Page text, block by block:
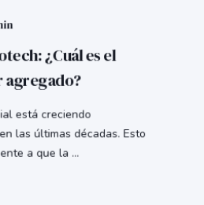
¿Cuál es el
agregado?
está creciendo
las últimas décadas. Esto
a que la ...